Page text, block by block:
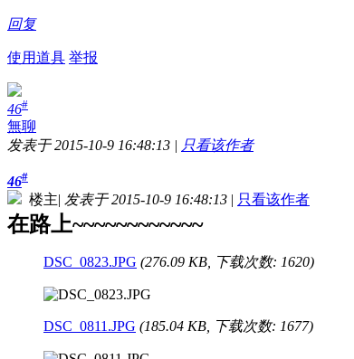
回复
使用道具 举报
46#
無聊
发表于 2015-10-9 16:48:13 | 只看该作者
46#
楼主| 发表于 2015-10-9 16:48:13 | 只看该作者
在路上~~~~~~~~~~~~
DSC_0823.JPG (276.09 KB, 下载次数: 1620)
DSC_0811.JPG (185.04 KB, 下载次数: 1677)